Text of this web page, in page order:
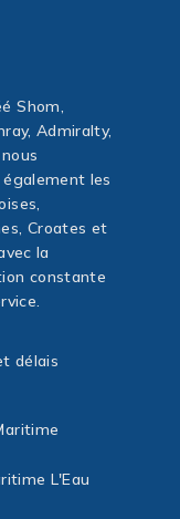
Shom,
Admiralty,
les
Croates et
la
constante
délais
L'Eau